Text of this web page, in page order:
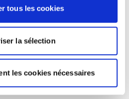
tous les cookies
la sélection
les cookies nécessaires